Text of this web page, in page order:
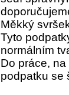
Měkký
Tyto
normálním
Do práce,
podpatku se